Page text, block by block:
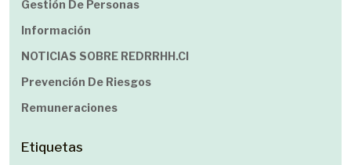
Gestión De Personas
Información
NOTICIAS SOBRE REDRRHH.cl
Prevención De Riesgos
Remuneraciones
Etiquetas